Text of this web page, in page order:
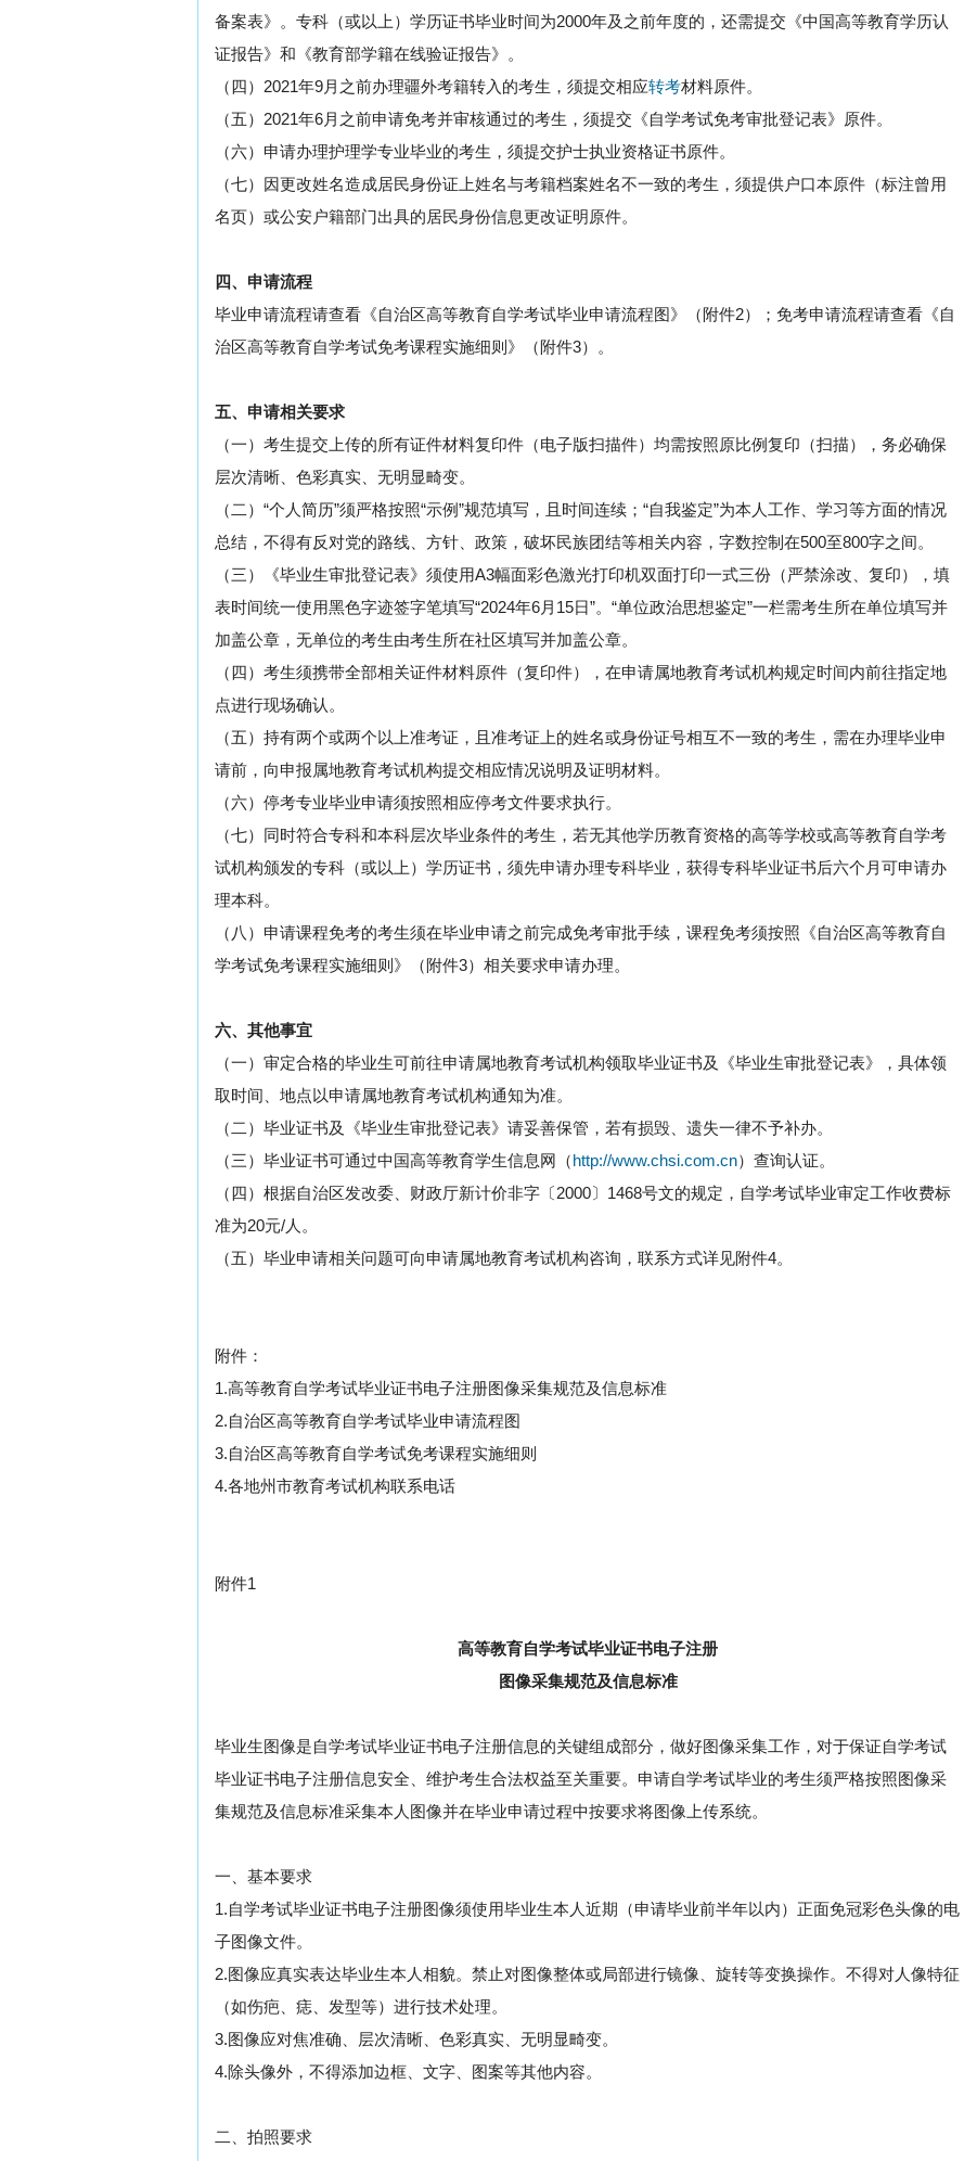
备案表》。专科（或以上）学历证书毕业时间为2000年及之前年度的，还需提交《中国高等教育学历认
证报告》和《教育部学籍在线验证报告》。
（四）2021年9月之前办理疆外考籍转入的考生，须提交相应转考材料原件。
（五）2021年6月之前申请免考并审核通过的考生，须提交《自学考试免考审批登记表》原件。
（六）申请办理护理学专业毕业的考生，须提交护士执业资格证书原件。
（七）因更改姓名造成居民身份证上姓名与考籍档案姓名不一致的考生，须提供户口本原件（标注曾用
名页）或公安户籍部门出具的居民身份信息更改证明原件。
四、申请流程
毕业申请流程请查看《自治区高等教育自学考试毕业申请流程图》（附件2）；免考申请流程请查看《自
治区高等教育自学考试免考课程实施细则》（附件3）。
五、申请相关要求
（一）考生提交上传的所有证件材料复印件（电子版扫描件）均需按照原比例复印（扫描），务必确保
层次清晰、色彩真实、无明显畸变。
（二）“个人简历”须严格按照“示例”规范填写，且时间连续；“自我鉴定”为本人工作、学习等方面的情况
总结，不得有反对党的路线、方针、政策，破坏民族团结等相关内容，字数控制在500至800字之间。
（三）《毕业生审批登记表》须使用A3幅面彩色激光打印机双面打印一式三份（严禁涂改、复印），填
表时间统一使用黑色字迹签字笔填写“2024年6月15日”。“单位政治思想鉴定”一栏需考生所在单位填写并
加盖公章，无单位的考生由考生所在社区填写并加盖公章。
（四）考生须携带全部相关证件材料原件（复印件），在申请属地教育考试机构规定时间内前往指定地
点进行现场确认。
（五）持有两个或两个以上准考证，且准考证上的姓名或身份证号相互不一致的考生，需在办理毕业申
请前，向申报属地教育考试机构提交相应情况说明及证明材料。
（六）停考专业毕业申请须按照相应停考文件要求执行。
（七）同时符合专科和本科层次毕业条件的考生，若无其他学历教育资格的高等学校或高等教育自学考
试机构颁发的专科（或以上）学历证书，须先申请办理专科毕业，获得专科毕业证书后六个月可申请办
理本科。
（八）申请课程免考的考生须在毕业申请之前完成免考审批手续，课程免考须按照《自治区高等教育自
学考试免考课程实施细则》（附件3）相关要求申请办理。
六、其他事宜
（一）审定合格的毕业生可前往申请属地教育考试机构领取毕业证书及《毕业生审批登记表》，具体领
取时间、地点以申请属地教育考试机构通知为准。
（二）毕业证书及《毕业生审批登记表》请妥善保管，若有损毁、遗失一律不予补办。
（三）毕业证书可通过中国高等教育学生信息网（ http://www.chsi.com.cn）查询认证。
（四）根据自治区发改委、财政厅新计价非字〔2000〕1468号文的规定，自学考试毕业审定工作收费标
准为20元/人。
（五）毕业申请相关问题可向申请属地教育考试机构咨询，联系方式详见附件4。
附件：
1.高等教育自学考试毕业证书电子注册图像采集规范及信息标准
2.自治区高等教育自学考试毕业申请流程图
3.自治区高等教育自学考试免考课程实施细则
4.各地州市教育考试机构联系电话
附件1
高等教育自学考试毕业证书电子注册
图像采集规范及信息标准
毕业生图像是自学考试毕业证书电子注册信息的关键组成部分，做好图像采集工作，对于保证自学考试
毕业证书电子注册信息安全、维护考生合法权益至关重要。申请自学考试毕业的考生须严格按照图像采
集规范及信息标准采集本人图像并在毕业申请过程中按要求将图像上传系统。
一、基本要求
1.自学考试毕业证书电子注册图像须使用毕业生本人近期（申请毕业前半年以内）正面免冠彩色头像的电
子图像文件。
2.图像应真实表达毕业生本人相貌。禁止对图像整体或局部进行镜像、旋转等变换操作。不得对人像特征
（如伤疤、痣、发型等）进行技术处理。
3.图像应对焦准确、层次清晰、色彩真实、无明显畸变。
4.除头像外，不得添加边框、文字、图案等其他内容。
二、拍照要求